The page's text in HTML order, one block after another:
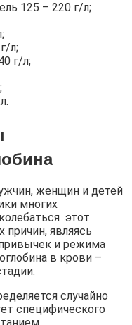
125 – 220 г/л;
л;
г/л;
женщин и детей
многих
этот
являясь
и режима
в крови –
случайно
специфического